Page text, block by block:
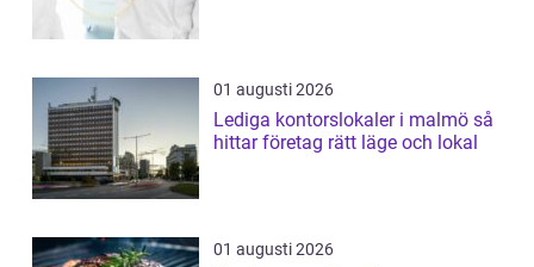
01 augusti 2026
Lediga kontorslokaler i malmö så
hittar företag rätt läge och lokal
01 augusti 2026